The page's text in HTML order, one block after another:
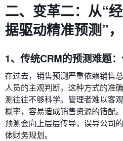
二、变革二：从“
据驱动精准预测”
1、传统CRM的预测难题
在过去，销售预测严重依赖销售
人员的主观判断。这种方式的准
测往往不够科学。管理者难以客
概率，容易造成销售资源的错配
预测会向上层层传导，误导公司
体财务规划。